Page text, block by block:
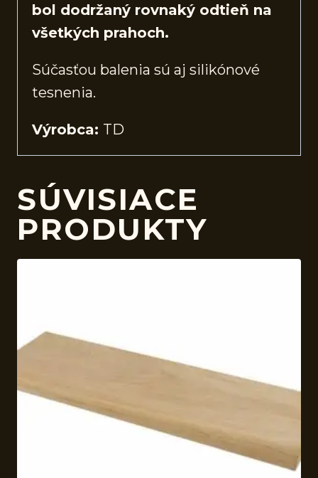
bol dodržaný rovnaký odtieň na
všetkých prahoch.
Súčasťou balenia sú aj silikónové
tesnenia.
Výrobca: TD
SÚVISIACE
PRODUKTY